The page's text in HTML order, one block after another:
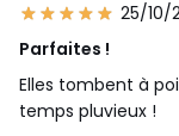
25/10/
Parfaites !
Elles tombent à
temps pluvieux !